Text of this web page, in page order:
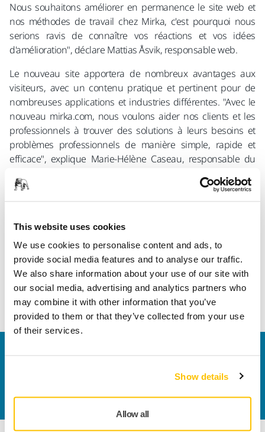
This website uses cookies
We use cookies to personalise content and ads, to
provide social media features and to analyse our traffic.
We also share information about your use of our site with
our social media, advertising and analytics partners who
may combine it with other information that you’ve
provided to them or that they’ve collected from your use
of their services.
Show details
Allow all
Nous souhaitons améliorer en permanence le site web et
nos méthodes de travail chez Mirka, c'est pourquoi nous
serions ravis de connaître vos réactions et vos idées
d'amélioration", déclare Mattias Åsvik, responsable web.
Le nouveau site apportera de nombreux avantages aux
visiteurs, avec un contenu pratique et pertinent pour de
nombreuses applications et industries différentes. "Avec le
nouveau mirka.com, nous voulons aider nos clients et les
professionnels à trouver des solutions à leurs besoins et
problèmes professionnels de manière simple, rapide et
efficace", explique Marie-Hélène Caseau, responsable du
contenu.
réactualisation du site local, en commençant par le site
français de Mirka, qui servira en même temps de projet
pour créer des flux de travail à utiliser dans le processus de
localisation pour d'autres marchés. L'objectif est que le site
français soit lancé à l'été 2022 et que les sites des autres
marchés clés, comme le Royaume-Uni et l'Allemagne, soient
lancés avant la fin de l'année.
Prenez contact avec
et notre équipe d'experts répondra à vos
questions.